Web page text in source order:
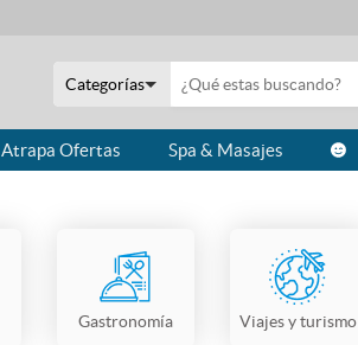
Categorías
Atrapa Ofertas Spa & Masajes
Gastronomía Viajes y turismo